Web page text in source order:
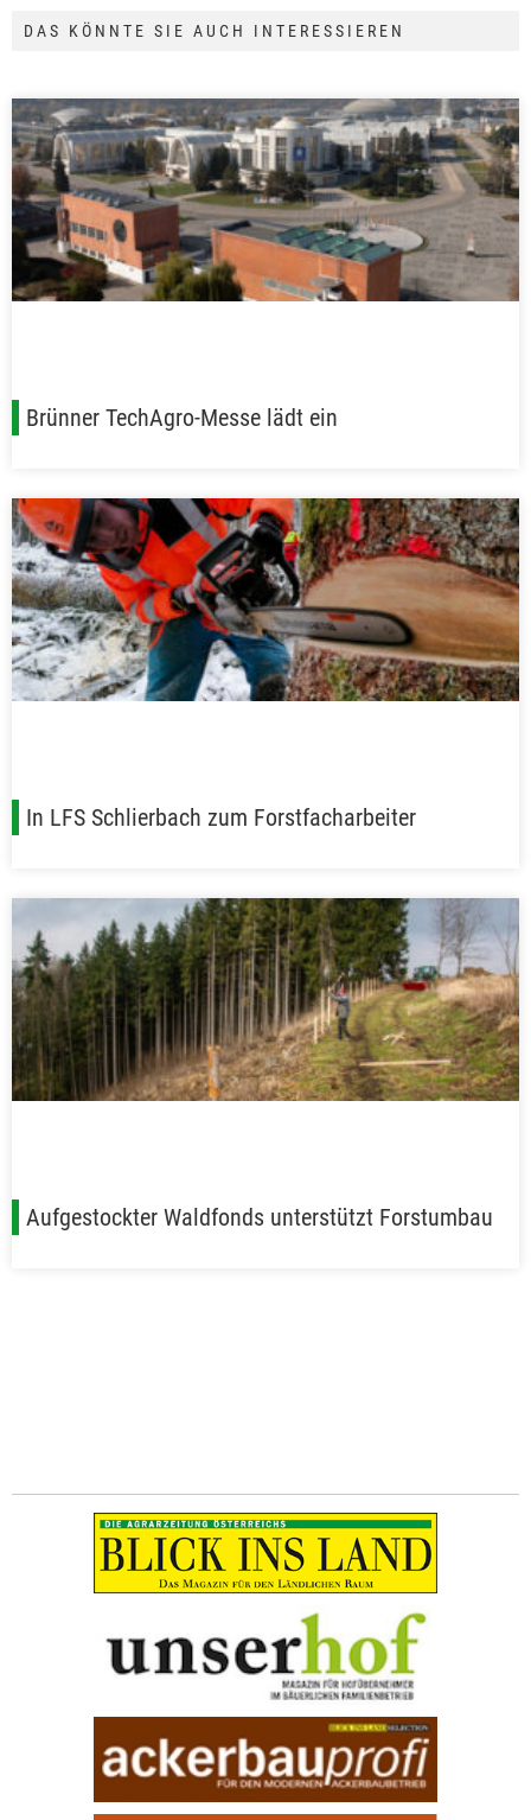
DAS KÖNNTE SIE AUCH INTERESSIEREN
Brünner TechAgro-Messe lädt ein
In LFS Schlierbach zum Forstfacharbeiter
Aufgestockter Waldfonds unterstützt Forstumbau